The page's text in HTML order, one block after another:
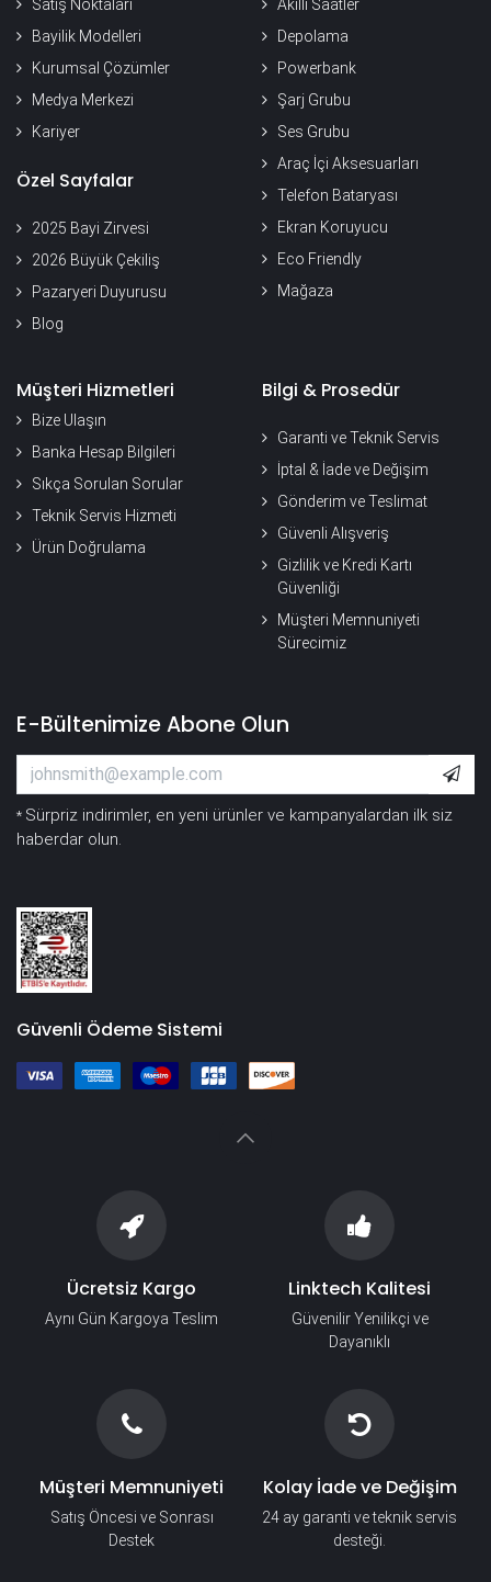
Satış Noktaları
Bayilik Modelleri
Kurumsal Çözümler
Medya Merkezi
Kariyer
Özel Sayfalar
2025 Bayi Zirvesi
2026 Büyük Çekiliş
Pazaryeri Duyurusu
Blog
Akıllı Saatler
Depolama
Powerbank
Şarj Grubu
Ses Grubu
Araç İçi Aksesuarları
Telefon Bataryası
Ekran Koruyucu
Eco Friendly
Mağaza
Müşteri Hizmetleri
Bize Ulaşın
Banka Hesap Bilgileri
Sıkça Sorulan Sorular
Teknik Servis Hizmeti
Ürün Doğrulama
Bilgi & Prosedür
Garanti ve Teknik Servis
İptal & İade ve Değişim
Gönderim ve Teslimat
Güvenli Alışveriş
Gizlilik ve Kredi Kartı
Güvenliği
Müşteri Memnuniyeti
Sürecimiz
E-Bültenimize Abone Olun
* Sürpriz indirimler, en yeni ürünler ve kampanyalardan ilk siz
haberdar olun.
Güvenli Ödeme Sistemi
Ücretsiz Kargo
Aynı Gün Kargoya Teslim
Linktech Kalitesi
Güvenilir Yenilikçi ve
Dayanıklı
Müşteri Memnuniyeti
Satış Öncesi ve Sonrası
Destek
Kolay İade ve Değişim
24 ay garanti ve teknik servis
desteği.